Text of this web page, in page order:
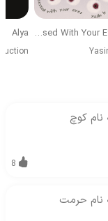
Obsessed With Your Eyes
Alya
نام کوچ
8
نام حرمت